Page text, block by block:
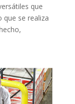
que
que se realiza